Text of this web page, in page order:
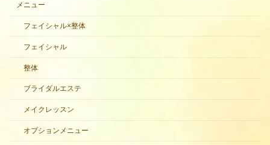
メニュー
フェイシャル×整体
フェイシャル
整体
ブライダルエステ
メイクレッスン
オプションメニュー